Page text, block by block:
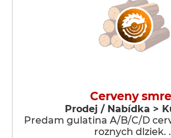
Cerveny
Prodej / Nabídka >
Predam gulatina A/B/C/D
roznych dlziek.